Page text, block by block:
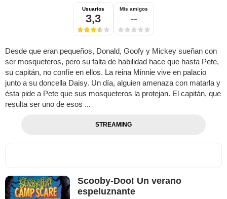
Usuarios
3,3
Mis amigos
--
Desde que eran pequeños, Donald, Goofy y Mickey sueñan con
ser mosqueteros, pero su falta de habilidad hace que hasta Pete,
su capitán, no confíe en ellos. La reina Minnie vive en palacio
junto a su doncella Daisy. Un día, alguien amenaza con matarla y
ésta pide a Pete que sus mosqueteros la protejan. El capitán, que
resulta ser uno de esos ...
STREAMING
Scooby-Doo! Un verano
espeluznante